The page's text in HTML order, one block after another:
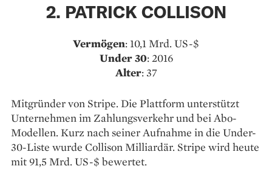
2. PATRICK COLLISON
Vermögen: 10,1 Mrd. US-$
Under 30: 2016
Alter: 37
Mitgründer von Stripe. Die Plattform unterstützt
Unternehmen im Zahlungsverkehr und bei Abo-
Modellen. Kurz nach seiner Aufnahme in die Under-
30-Liste wurde Collison Milliardär. Stripe wird heute
mit 91,5 Mrd. US-$ bewertet.